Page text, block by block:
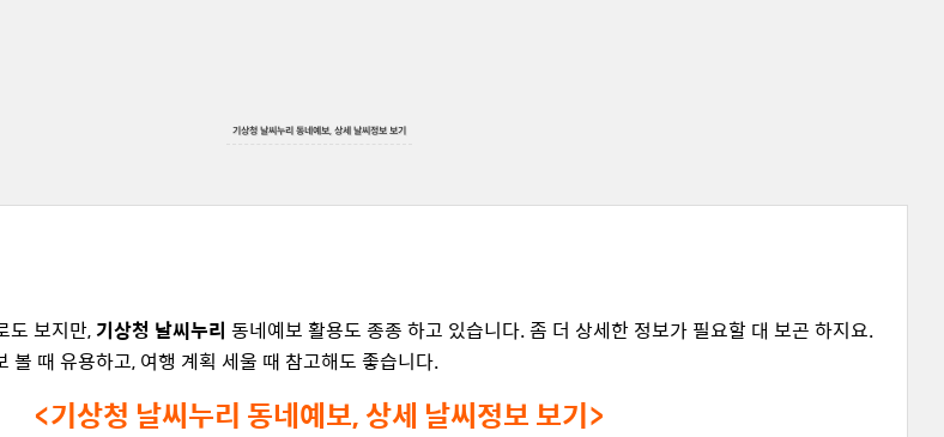
기상청 날씨누리 동네예보, 상세 날씨정보 보기
도 보지만,기상청 날씨누리 동네예보 활용도 종종 하고 있습니다. 좀 더 상세한 정보가 필요할 대 보곤 하지요.
볼 때 유용하고, 여행 계획 세울 때 참고해도 좋습니다.
<기상청 날씨누리 동네예보, 상세 날씨정보 보기>